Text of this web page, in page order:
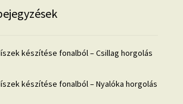
készítése fonalból – Csillag horgolás
készítése fonalból – Nyalóka horgolás